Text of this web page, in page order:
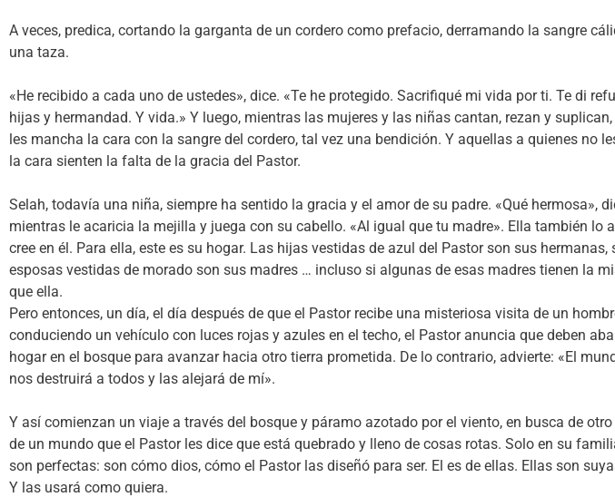
A veces, predica, cortando la garganta de un cordero como prefacio, derramando la sangre
una taza.
«He recibido a cada uno de ustedes», dice. «Te he protegido. Sacrifiqué mi vida por ti. Te di
hijas y hermandad. Y vida.» Y luego, mientras las mujeres y las niñas cantan, rezan y
les mancha la cara con la sangre del cordero, tal vez una bendición. Y aquellas a quienes no
la cara sienten la falta de la gracia del Pastor.
Selah, todavía una niña, siempre ha sentido la gracia y el amor de su padre. «Qué hermosa»,
mientras le acaricia la mejilla y juega con su cabello. «Al igual que tu madre». Ella también lo
cree en él. Para ella, este es su hogar. Las hijas vestidas de azul del Pastor son sus hermanas,
esposas vestidas de morado son sus madres … incluso si algunas de esas madres tienen la
que ella.
Pero entonces, un día, el día después de que el Pastor recibe una misteriosa visita de un
conduciendo un vehículo con luces rojas y azules en el techo, el Pastor anuncia que deben
hogar en el bosque para avanzar hacia otro tierra prometida. De lo contrario, advierte: «El
nos destruirá a todos y las alejará de mí».
Y así comienzan un viaje a través del bosque y páramo azotado por el viento, en busca de
de un mundo que el Pastor les dice que está quebrado y lleno de cosas rotas. Solo en su
son perfectas: son cómo dios, cómo el Pastor las diseñó para ser. El es de ellas. Ellas son
Y las usará como quiera.